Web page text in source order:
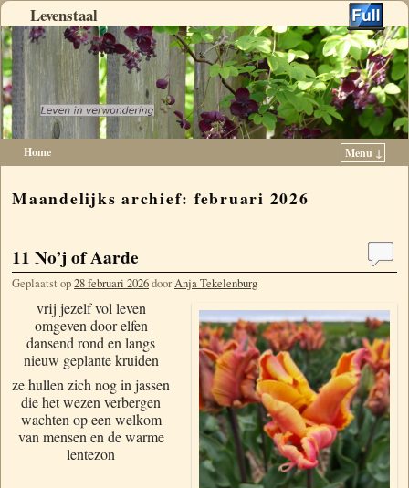
Levenstaal
Home Menu ↓
Maandelijks archief: februari 2026
11 No’j of Aarde
Geplaatst op28 februari 2026doorAnja Tekelenburg
vrij jezelf vol leven
omgeven door elfen
dansend rond en langs
nieuw geplante kruiden
ze hullen zich nog in jassen
die het wezen verbergen
wachten op een welkom
van mensen en de warme
lentezon